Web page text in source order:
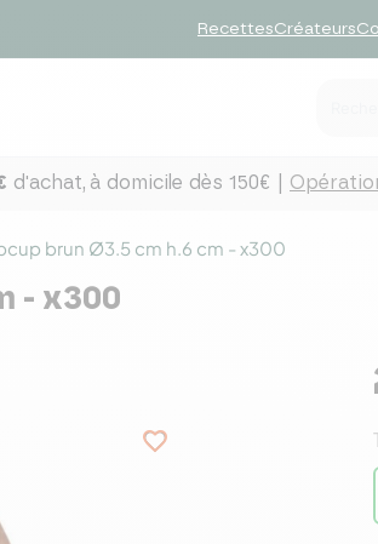
RecettesCréateurs
d'achat, à domicile dès 150€ |
brun Ø3.5 cm h.6 cm - x300
- x300
favorite_border